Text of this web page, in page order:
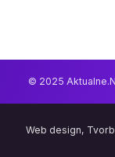
© 2025
Web design,